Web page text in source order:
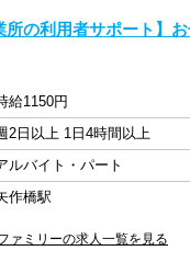
所の利用者サポート】
給1150円
2日以上 1日4時間以上
ルバイト・パート
作橋駅
ァミリーの求人一覧を見る